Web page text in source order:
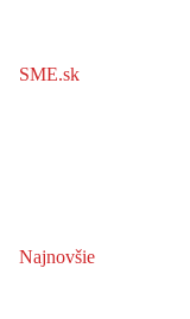
SME.sk
Najnovšie